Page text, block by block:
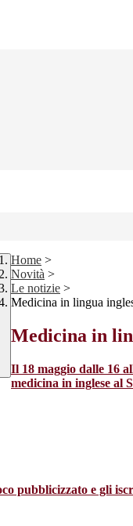
Home >
Novità >
Le notizie >
Medicina in lingua
Medicina in
Il 18 maggio dalle 16
medicina in inglese al
pubblicizzato e gli